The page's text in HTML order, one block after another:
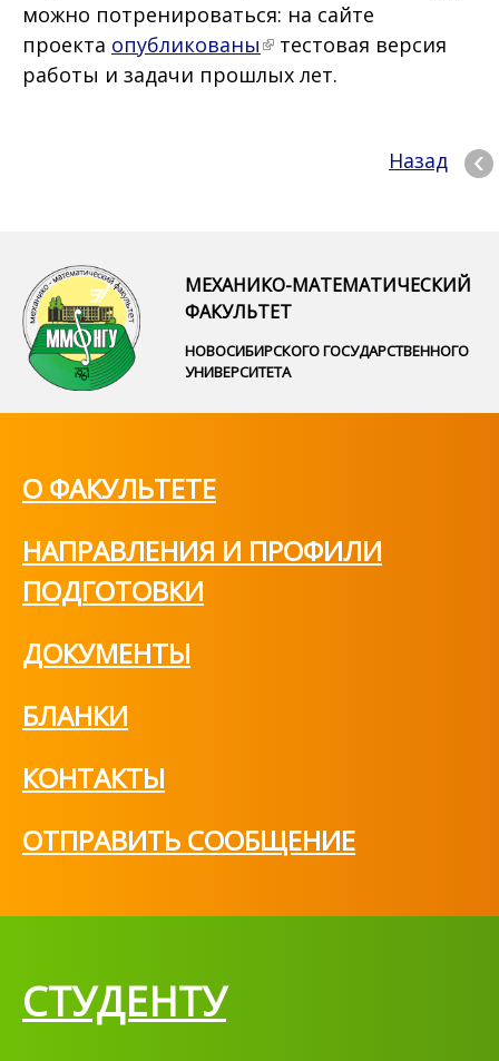
можно потренироваться: на сайте
проекта опубликованы
тестовая версия
работы и задачи прошлых лет.
Назад
МЕХАНИКО-МАТЕМАТИЧЕСКИЙ
ФАКУЛЬТЕТ
НОВОСИБИРСКОГО ГОСУДАРСТВЕННОГО
УНИВЕРСИТЕТА
О ФАКУЛЬТЕТЕ
НАПРАВЛЕНИЯ И ПРОФИЛИ
ПОДГОТОВКИ
ДОКУМЕНТЫ
БЛАНКИ
КОНТАКТЫ
ОТПРАВИТЬ СООБЩЕНИЕ
СТУДЕНТУ